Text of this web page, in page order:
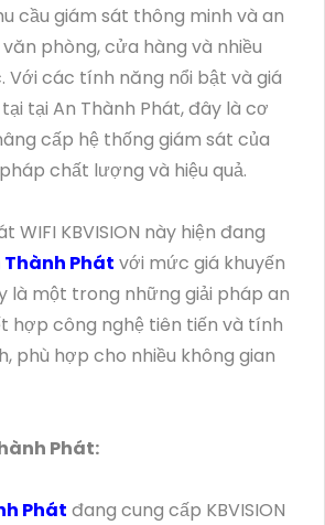
cầu giám sát thông minh và an
phòng, cửa hàng và nhiều
Với các tính năng nổi bật và giá
tại An Thành Phát, đây là cơ
cấp hệ thống giám sát của
chất lượng và hiệu quả.
WIFI KBVISION này hiện đang
Thành Phát với mức giá khuyến
là một trong những giải pháp an
hợp công nghệ tiên tiến và tính
phù hợp cho nhiều không gian
Phát:
Phát đang cung cấp KBVISION